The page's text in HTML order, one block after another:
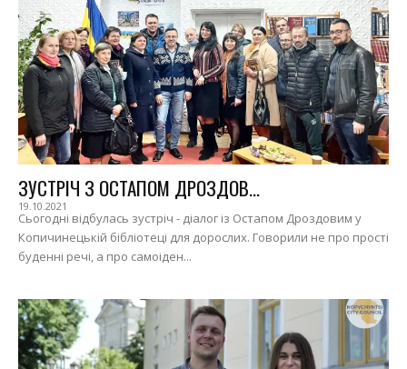
ЗУСТРІЧ З ОСТАПОМ ДРОЗДОВ...
19.10.2021
Сьогодні відбулась зустріч - діалог із Остапом Дроздовим у
Копичинецькій бібліотеці для дорослих. Говорили не про прості
буденні речі, а про самоіден...